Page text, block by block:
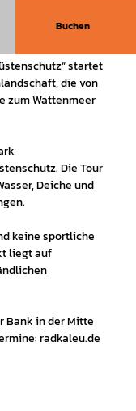
Buchen
und
startet
die von
zum Wattenmeer
Die Tour
Deiche und
keine sportliche
liegt auf
Bank in der Mitte
radkaleu.de